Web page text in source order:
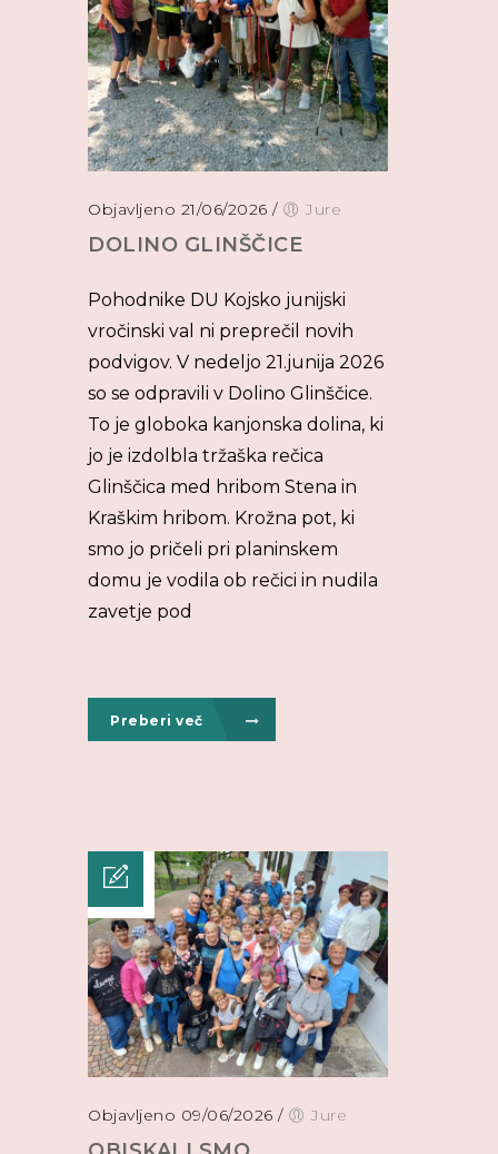
Objavljeno 21/06/2026 / Jure
DOLINO GLINŠČICE
Pohodnike DU Kojsko junijski
vročinski val ni preprečil novih
podvigov. V nedeljo 21.junija 2026
so se odpravili v Dolino Glinščice.
To je globoka kanjonska dolina, ki
jo je izdolbla tržaška rečica
Glinščica med hribom Stena in
Kraškim hribom. Krožna pot, ki
smo jo pričeli pri planinskem
domu je vodila ob rečici in nudila
zavetje pod
Preberi več
Objavljeno 09/06/2026 / Jure